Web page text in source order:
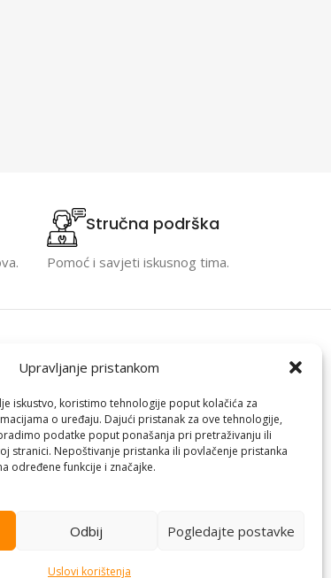
Upravljanje pristankom
iskustvo, koristimo tehnologije poput kolačića za
o uređaju. Dajući pristanak za ove tehnologije,
podatke poput ponašanja pri pretraživanju ili
stranici. Nepoštivanje pristanka ili povlačenje pristanka
određene funkcije i značajke.
Odbij Pogledajte postavke
Uslovi korištenja
Stručna podrška
Pomoć i savjeti iskusnog tima.
+387 35 555 999
info@pconer.ba